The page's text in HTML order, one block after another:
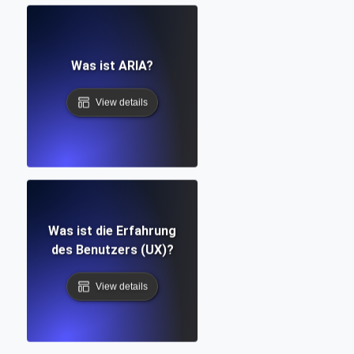
Was ist ARIA?
View details
Was ist die Erfahrung
des Benutzers (UX)?
View details